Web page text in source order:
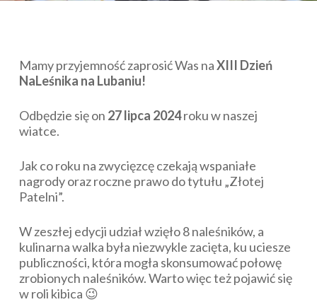
Mamy przyjemność zaprosić Was naXIII Dzień
NaLeśnika na Lubaniu!
Odbędzie się on 27 lipca 2024roku w naszej
wiatce.
Jak co roku na zwycięzcę czekają wspaniałe
nagrody oraz roczne prawo do tytułu „Złotej
Patelni”.
W zeszłej edycji udział wzięło 8 naleśników, a
kulinarna walka była niezwykle zacięta, ku uciesze
publiczności, która mogła skonsumować połowę
zrobionych naleśników. Warto więc też pojawić się
w roli kibica 😉